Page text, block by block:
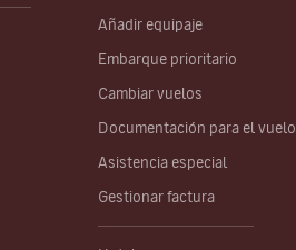
Añadir equipaje
Embarque prioritario
Cambiar vuelos
Documentación para el vuelo
Asistencia especial
Gestionar factura